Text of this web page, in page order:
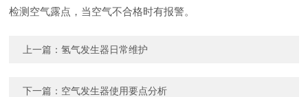
检测空气露点，当空气不合格时有报警。
上一篇：氢气发生器日常维护
下一篇： 空气发生器使用要点分析